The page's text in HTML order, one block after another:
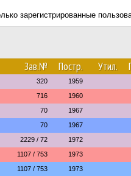
зарегистрированные
Зав.№ Постр. Утил.
320 1959
716 1960
70 1967
70 1967
2229 / 72 1972
1107 / 753 1973
1107 / 753 1973